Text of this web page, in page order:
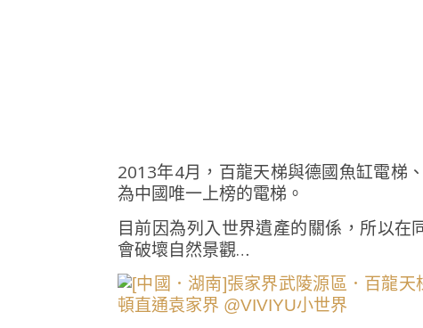
2013年4月，百龍天梯與德國魚缸電梯
為中國唯一上榜的電梯。
目前因為列入世界遺產的關係，所以
會破壞自然景觀…